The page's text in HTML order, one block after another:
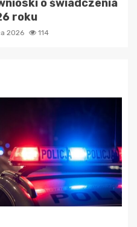
o świadczenia
roku
2026 114